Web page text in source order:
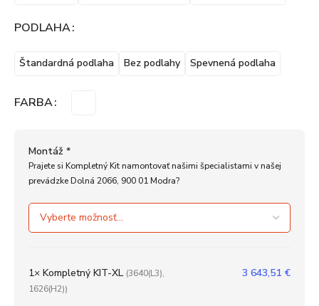
PODLAHA
Štandardná podlaha Bez podlahy Spevnená podlaha
FARBA
Montáž *
Prajete si Kompletný Kit namontovať našimi špecialistami v našej
prevádzke Dolná 2066, 900 01 Modra?
1× Kompletný KIT-XL (3640(L3),
1626(H2))
3 643,51 €